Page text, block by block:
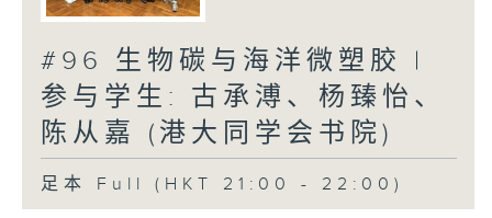
#96 生物碳与海洋微塑胶 |
参与学生: 古承溥、杨臻怡、
陈从嘉 (港大同学会书院)
足本 Full (HKT 21:00 - 22:00)